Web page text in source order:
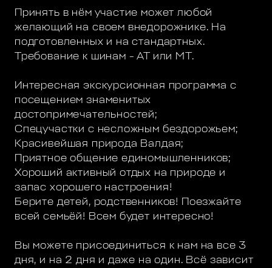
Принять в нём участие может любой
желающий на своем внедорожнике. На
подготовленных и на стандартных.
Требование к шинам - АТ или МТ.
Интересная экскурсионная программа с
посещением знаменитых
достопримечательностей;
Спецучастки с несложным бездорожьем;
Красивейшая природа Валдая;
Приятное общение единомышленников;
Хороший активный отдых на природе и
запас хорошего настроения!
Берите детей, родственников! Поезжайте
всей семьёй! Всем будет интересно!
Вы можете присоединиться к нам на все 3
дня, и на 2 дня и даже на один. Всё зависит